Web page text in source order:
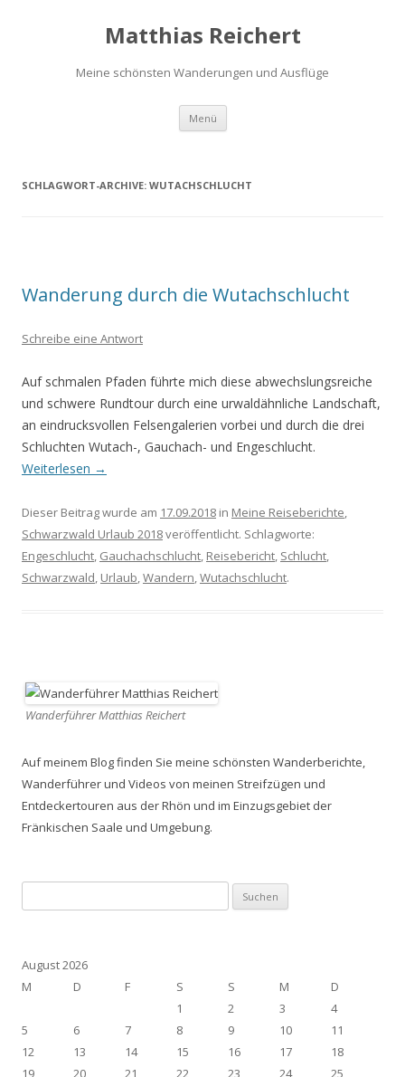
Matthias Reichert
Meine schönsten Wanderungen und Ausflüge
Menü Zum
springen
SCHLAGWORT-ARCHIVE: WUTACHSCHLUCHT
Wanderung durch die Wutachschlucht
Schreibe eine Antwort
Auf schmalen Pfaden führte mich diese abwechslungsreiche
und schwere Rundtour durch eine urwaldähnliche Landschaft,
an eindrucksvollen Felsengalerien vorbei und durch die drei
Schluchten Wutach-, Gauchach- und Engeschlucht.
Weiterlesen →
Dieser Beitrag wurde am 17.09.2018 in Meine Reiseberichte,
Schwarzwald Urlaub 2018veröffentlicht. Schlagworte:
Engeschlucht, Gauchachschlucht, Reisebericht, Schlucht,
Schwarzwald, Urlaub,Wandern,Wutachschlucht.
Wanderführer Matthias Reichert
Auf meinem Blog finden Sie meine schönsten Wanderberichte,
Wanderführer und Videos von meinen Streifzügen und
Entdeckertouren aus der Rhön und im Einzugsgebiet der
Fränkischen Saale und Umgebung.
nach:
August 2026
M
D F S S M
D
1
2 3
4
5
6 7 8 9 10
11
12
13 14 15 16 17
18
19
20 21 22 23 24
25